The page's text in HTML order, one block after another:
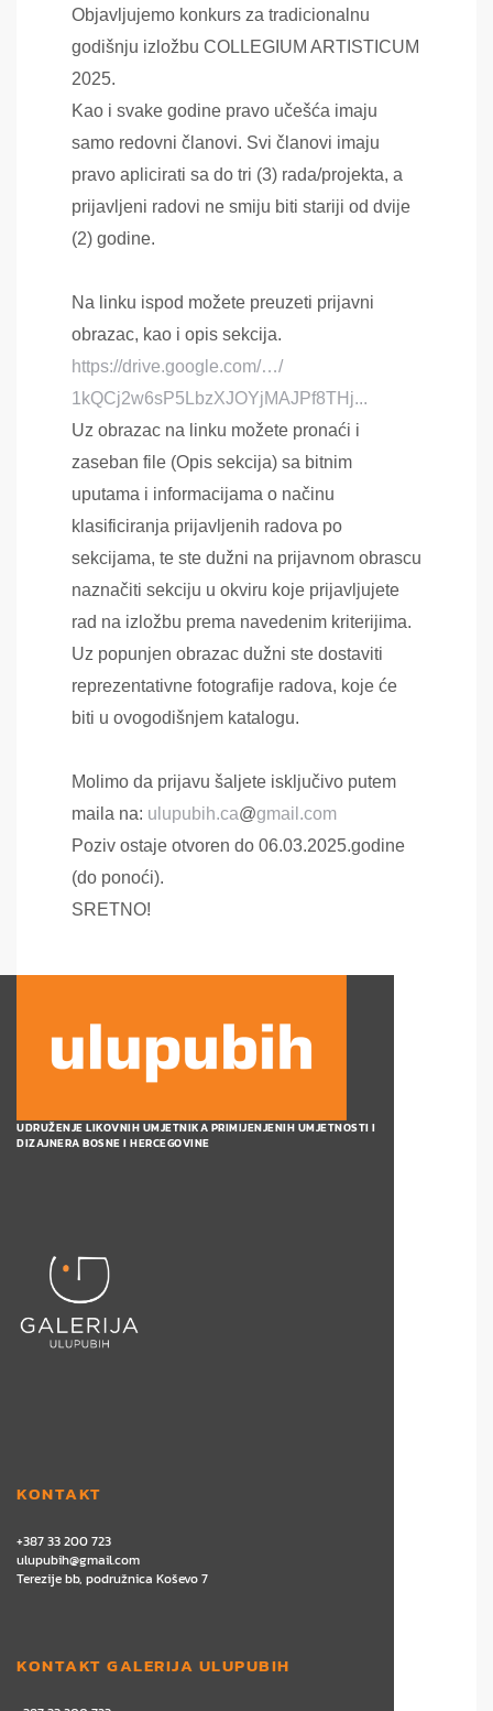
Objavljujemo konkurs za tradicionalnu
godišnju izložbu COLLEGIUM ARTISTICUM
2025.
Kao i svake godine pravo učešća imaju
samo redovni članovi. Svi članovi imaju
pravo aplicirati sa do tri (3) rada/projekta, a
prijavljeni radovi ne smiju biti stariji od dvije
(2) godine.
Na linku ispod možete preuzeti prijavni
obrazac, kao i opis sekcija.
https://drive.google.com/…/
1kQCj2w6sP5LbzXJOYjMAJPf8THj...
Uz obrazac na linku možete pronaći i
zaseban file (Opis sekcija) sa bitnim
uputama i informacijama o načinu
klasificiranja prijavljenih radova po
sekcijama, te ste dužni na prijavnom obrascu
naznačiti sekciju u okviru koje prijavljujete
rad na izložbu prema navedenim kriterijima.
Uz popunjen obrazac dužni ste dostaviti
reprezentativne fotografije radova, koje će
biti u ovogodišnjem katalogu.
Molimo da prijavu šaljete isključivo putem
maila na: ulupubih.ca@gmail.com
Poziv ostaje otvoren do 06.03.2025.godine
(do ponoći).
SRETNO!
UDRUŽENJE LIKOVNIH UMJETNIKA PRIMIJENJENIH UMJETNOSTI I
DIZAJNERA BOSNE I HERCEGOVINE
KONTAKT
+387 33 200 723
ulupubih@gmail.com
Terezije bb, podružnica Koševo 7
KONTAKT GALERIJA ULUPUBIH